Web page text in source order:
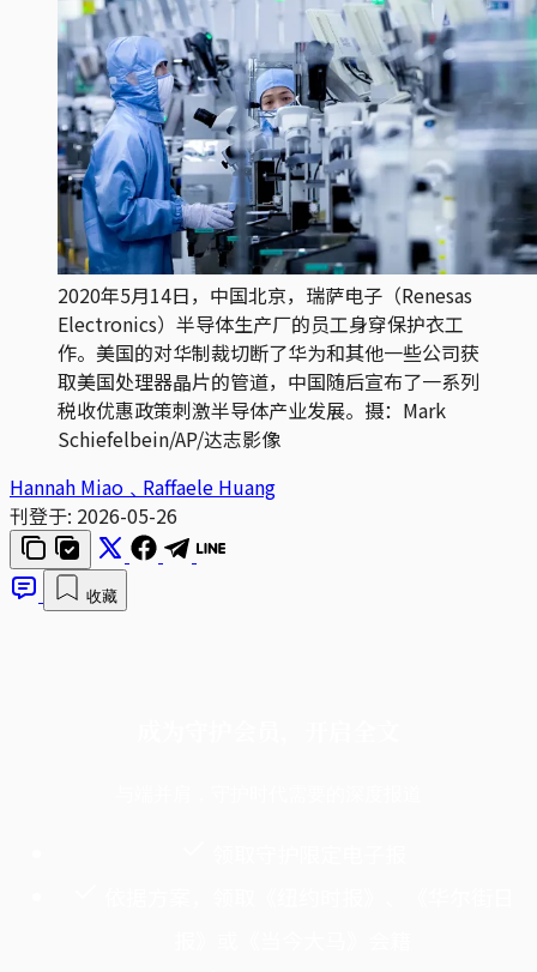
2020年5月14日，中国北京，瑞萨电子（Renesas
Electronics）半导体生产厂的员工身穿保护衣工
作。美国的对华制裁切断了华为和其他一些公司获
取美国处理器晶片的管道，中国随后宣布了一系列
税收优惠政策刺激半导体产业发展。摄：Mark
Schiefelbein/AP/达志影像
Hannah Miao﹑Raffaele Huang
刊登于: 2026-05-26
收藏